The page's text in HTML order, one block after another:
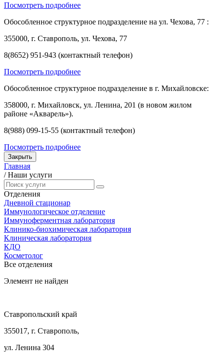
Посмотреть подробнее
Обособленное структурное подразделение на ул. Чехова, 77 :
355000, г. Ставрополь, ул. Чехова, 77
8(8652) 951-943 (контактный телефон)
Посмотреть подробнее
Обособленное структурное подразделение в г. Михайловске:
358000, г. Михайловск, ул. Ленина, 201 (в новом жилом
районе «Акварель»).
8(988) 099-15-55 (контактный телефон)
Посмотреть подробнее
Закрыть
Главная
/ Наши услуги
Отделения
Дневной стационар
Иммунологическое отделение
Иммуноферментная лаборатория
Клинико-биохимическая лаборатория
Клиническая лаборатория
КДО
Косметолог
Все отделения
Элемент не найден
Ставропольский край
355017, г. Ставрополь,
ул. Ленина 304